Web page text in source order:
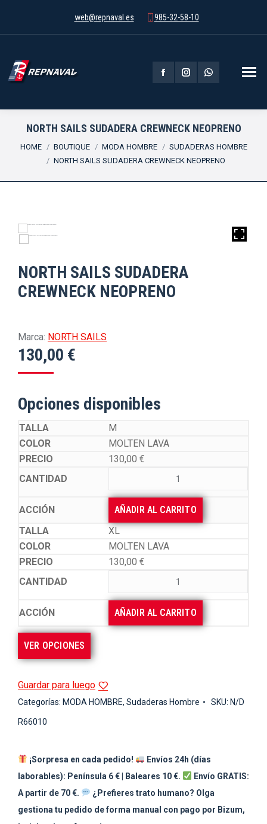
web@repnaval.es 985-32-58-10
Facebook
opens
in
Instagram
opens
in
Whatsapp
opens
in
NORTH SAILS SUDADERA CREWNECK NEOPRENO
You are here:
HOME BOUTIQUE MODA HOMBRE
SUDADERAS HOMBRE
NORTH SAILS SUDADERA CREWNECK NEOPRENO
NORTH SAILS SUDADERA
CREWNECK NEOPRENO
Marca: NORTH SAILS
130,00 €
Opciones disponibles
M
MOLTEN LAVA
130,00 €
AÑADIR AL CARRITO
XL
MOLTEN LAVA
130,00 €
AÑADIR AL CARRITO
VER OPCIONES
Guardar para luego
Categorías: MODA HOMBRE, Sudaderas Hombre SKU: N/D
R66010
¡Sorpresa en cada pedido!
Envíos 24h (días
laborables): Península 6 € | Baleares 10 €.
Envío GRATIS:
A partir de 70 €.
¿Prefieres trato humano? Olga
gestiona tu pedido de forma manual con pago por Bizum,